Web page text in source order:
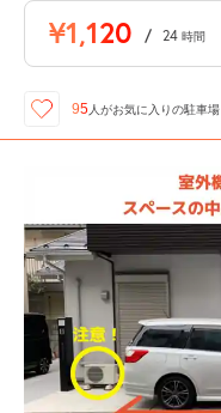
¥1,120 / 24 時間
95人がお気に入りの駐車場